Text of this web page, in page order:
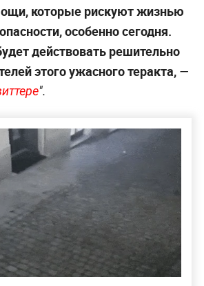
которые рискуют жизнью
особенно сегодня.
действовать решительно
этого ужасного теракта, —
".